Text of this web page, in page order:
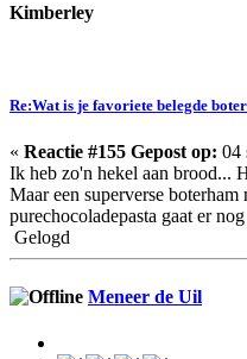
Kimberley
Re:Wat is je favoriete belegde
« Reactie #155 Gepost op: 04
Ik heb zo'n hekel aan brood...
Maar een superverse
purechocoladepasta gaat er
Gelogd
Meneer de Uil